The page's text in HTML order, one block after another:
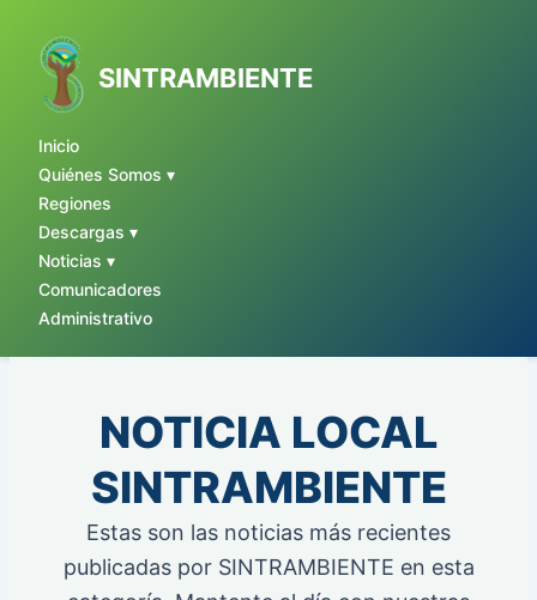
SINTRAMBIENTE
Inicio
Quiénes Somos ▾
Regiones
Descargas ▾
Noticias ▾
Comunicadores
Administrativo
contenido
NOTICIA LOCAL
SINTRAMBIENTE
Estas son las noticias más recientes
publicadas por SINTRAMBIENTE en esta